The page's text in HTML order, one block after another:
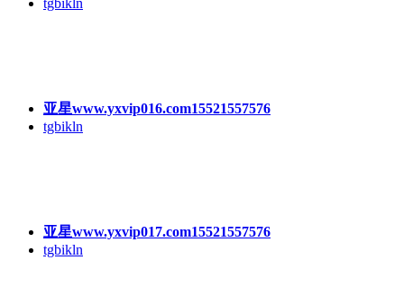
tgbikln
亚星www.yxvip016.com15521557576
tgbikln
亚星www.yxvip017.com15521557576
tgbikln